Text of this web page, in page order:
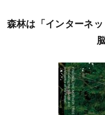
森林は「インターネ